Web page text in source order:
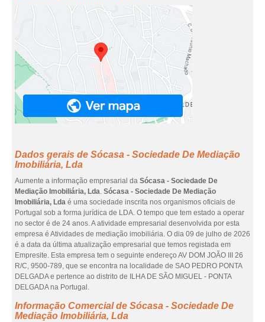
Dados gerais de Sócasa - Sociedade De Mediação
Imobiliária, Lda
Aumente a informação empresarial da Sócasa - Sociedade De
Mediação Imobiliária, Lda. Sócasa - Sociedade De Mediação
Imobiliária, Lda é uma sociedade inscrita nos organismos oficiais de
Portugal sob a forma jurídica de LDA. O tempo que tem estado a operar
no sector é de 24 anos. A atividade empresarial desenvolvida por esta
empresa é Atividades de mediação imobiliária. O dia 09 de julho de 2026
é a data da última atualização empresarial que temos registada em
Empresite. Esta empresa tem o seguinte endereço AV DOM JOÃO III 26
R/C, 9500-789, que se encontra na localidade de SAO PEDRO PONTA
DELGADA e pertence ao distrito de ILHA DE SÃO MIGUEL - PONTA
DELGADA na Portugal.
Informação Comercial de Sócasa - Sociedade De
Mediação Imobiliária, Lda